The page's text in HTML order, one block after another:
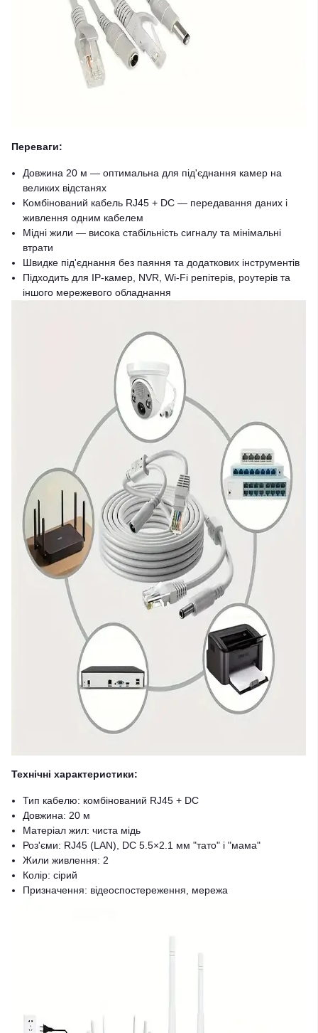
Переваги:
Довжина 20 м — оптимальна для під'єднання камер на
великих відстанях
Комбінований кабель RJ45 + DC — передавання даних і
живлення одним кабелем
Мідні жили — висока стабільність сигналу та мінімальні
втрати
Швидке під'єднання без паяння та додаткових інструментів
Підходить для IP-камер, NVR, Wi-Fi репітерів, роутерів та
іншого мережевого обладнання
Технічні характеристики:
Тип кабелю: комбінований RJ45 + DC
Довжина: 20 м
Матеріал жил: чиста мідь
Роз'єми: RJ45 (LAN), DC 5.5×2.1 мм "тато" і "мама"
Жили живлення: 2
Колір: сірий
Призначення: відеоспостереження, мережа